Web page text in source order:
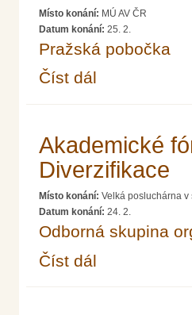
Místo konání: MÚ AV ČR
Datum konání: 25. 2.
Pražská pobočka
Číst dál
Akademické
Diverzifikace
Místo konání: Velká posluchárna v
Datum konání: 24. 2.
Odborná skupina
Číst dál